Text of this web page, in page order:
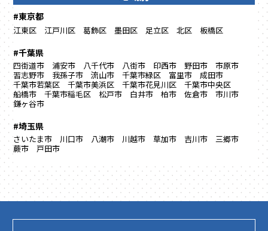
#東京都
江東区 江戸川区 葛飾区 墨田区 足立区 北区 板橋区
#千葉県
四街道市 浦安市 八千代市 八街市 印西市 野田市
市原市
習志野市
我孫子市 流山市 千葉市緑区 富里市
成田市
千葉市若葉区
千葉市美浜区 千葉市花見川区
千葉市中央区
船橋市
千葉市稲毛区 松戸市 白井市 柏市 佐倉市
市川市
鎌ヶ谷市
#埼玉県
さいたま市 川口市 八潮市 川越市 草加市 吉川市
三郷市
蕨市
戸田市